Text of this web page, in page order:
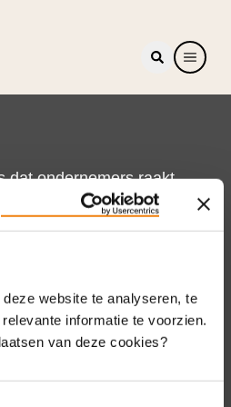
website te analyseren, te
informatie te voorzien.
van deze cookies?
dat ondernemers raakt.
MKB-Nederland